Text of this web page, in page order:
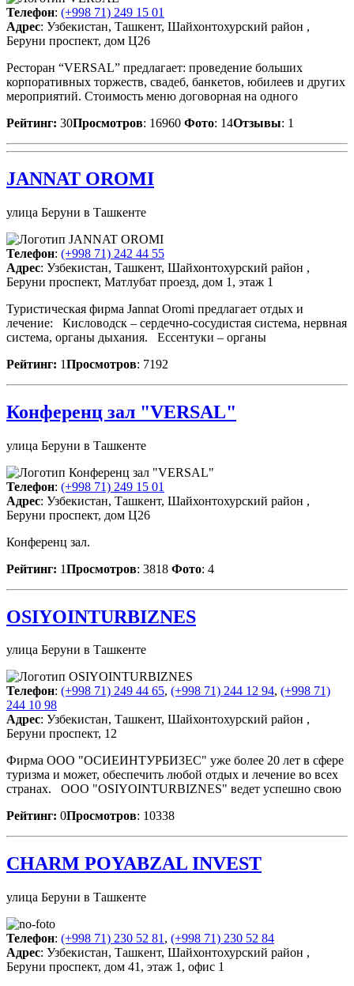
Телефон: (+998 71) 249 15 01
Адрес: Узбекистан, Ташкент, Шайхонтохурский район ,
Беруни проспект, дом Ц26
Ресторан “VERSAL” предлагает: проведение больших
корпоративных торжеств, свадеб, банкетов, юбилеев и других
мероприятий. Стоимость меню договорная на одного
Рейтинг: 30Просмотров: 16960 Фото: 14Отзывы: 1
JANNAT OROMI
улица Беруни в Ташкенте
Телефон: (+998 71) 242 44 55
Адрес: Узбекистан, Ташкент, Шайхонтохурский район ,
Беруни проспект, Матлубат проезд, дом 1, этаж 1
Туристическая фирма Jannat Oromi предлагает отдых и
лечение: Кисловодск – сердечно-сосудистая система, нервная
система, органы дыхания. Ессентуки – органы
Рейтинг: 1Просмотров: 7192
Конференц зал "VERSAL"
улица Беруни в Ташкенте
Телефон: (+998 71) 249 15 01
Адрес: Узбекистан, Ташкент, Шайхонтохурский район ,
Беруни проспект, дом Ц26
Конференц зал.
Рейтинг: 1Просмотров: 3818 Фото: 4
OSIYOINTURBIZNES
улица Беруни в Ташкенте
Телефон: (+998 71) 249 44 65, (+998 71) 244 12 94, (+998 71)
244 10 98
Адрес: Узбекистан, Ташкент, Шайхонтохурский район ,
Беруни проспект, 12
Фирма ООО "ОСИЕИНТУРБИЗЕС" уже более 20 лет в сфере
туризма и может, обеспечить любой отдых и лечение во всех
странах. OOO "OSIYOINTURBIZNES" ведет успешно свою
Рейтинг: 0Просмотров: 10338
CHARM POYABZAL INVEST
улица Беруни в Ташкенте
Телефон: (+998 71) 230 52 81 , (+998 71) 230 52 84
Адрес: Узбекистан, Ташкент, Шайхонтохурский район ,
Беруни проспект, дом 41, этаж 1, офис 1